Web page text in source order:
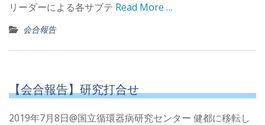
リーダーによる各サブテ Read More …
会合報告
【会合報告】研究打合せ
2019年7月8日@国立循環器病研究センター 健都に移転し